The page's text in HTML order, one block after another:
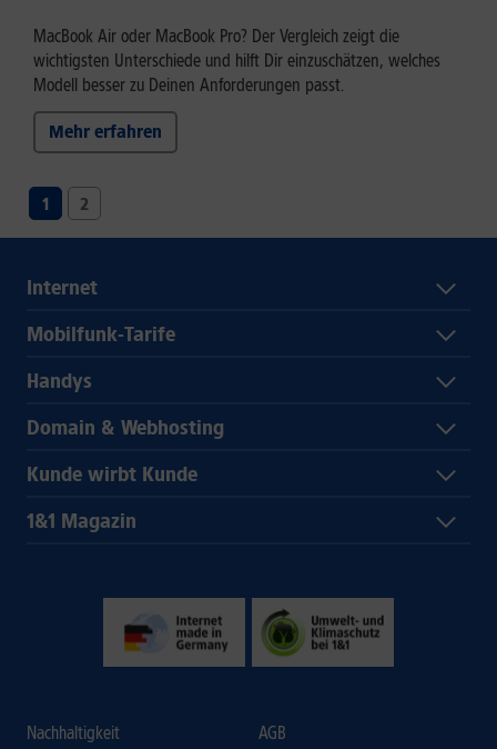
MacBook Air oder MacBook Pro? Der Vergleich zeigt die
wichtigsten Unterschiede und hilft Dir einzuschätzen, welches
Modell besser zu Deinen Anforderungen passt.
Mehr erfahren
1 2
Internet
Mobilfunk-Tarife
Handys
Domain & Webhosting
Kunde wirbt Kunde
1&1 Magazin
Nachhaltigkeit
AGB